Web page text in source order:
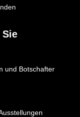
Sie
und Botschafter